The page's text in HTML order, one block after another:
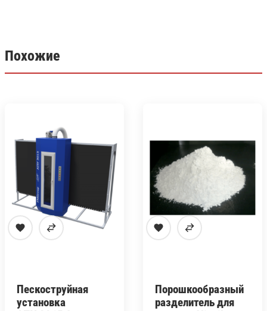
Похожие
Пескоструйная
установка
Порошкообразный
разделитель для